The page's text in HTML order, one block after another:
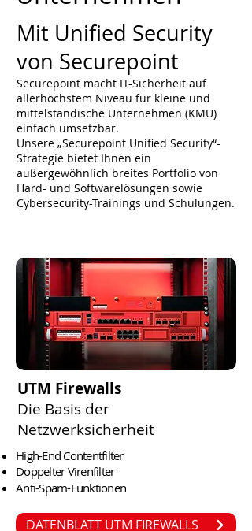
Mit Unified Security
von Securepoint
Securepoint macht IT-Sicherheit auf
allerhöchstem Niveau für kleine und
mittelständische Unternehmen (KMU)
einfach umsetzbar.
Unsere „Securepoint Unified Security“-
Strategie bietet Ihnen ein
außergewöhnlich breites Portfolio von
Hard- und Softwarelösungen sowie
Cybersecurity-Trainings und Schulungen.
UTM Firewalls
Die Basis der
Netzwerksicherheit
High-End Contentfilter
Doppelter Virenfilter
Anti-Spam-Funktionen
DATENBLATT UTM FIREWALLS